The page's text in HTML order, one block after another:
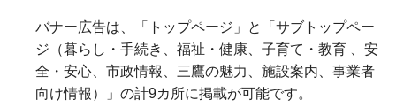
バナー広告は、「トップページ」と「サブトップペー
ジ（暮らし・手続き、福祉・健康、子育て・教育 、安
全・安心、市政情報、三鷹の魅力、施設案内、事業者
向け情報）」の計9カ所に掲載が可能です。